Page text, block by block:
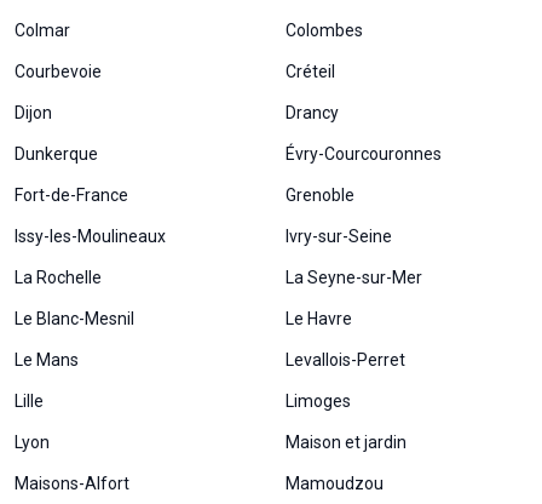
Colmar Colombes
Courbevoie Créteil
Dijon Drancy
Dunkerque Évry-Courcouronnes
Fort-de-France Grenoble
Issy-les-Moulineaux Ivry-sur-Seine
La Rochelle La Seyne-sur-Mer
Le Blanc-Mesnil Le Havre
Le Mans Levallois-Perret
Lille Limoges
Lyon Maison et jardin
Maisons-Alfort Mamoudzou